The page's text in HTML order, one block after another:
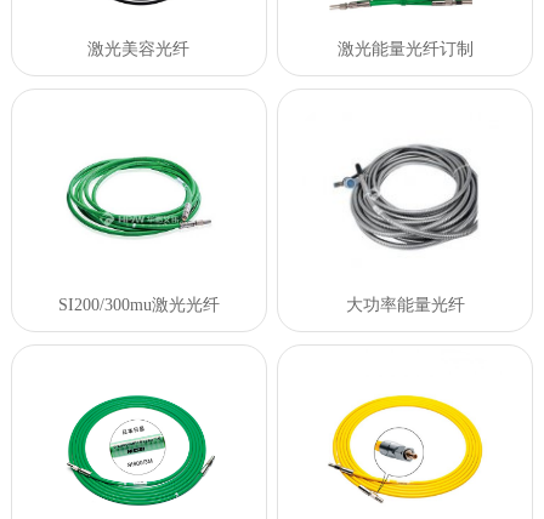
激光美容光纤 激光能量光纤订制
SI200/300mu激光光纤 大功率能量光纤